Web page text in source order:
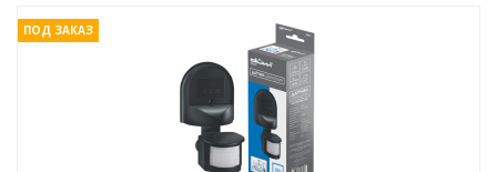
ПОД ЗАКАЗ